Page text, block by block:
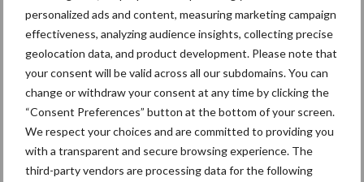
personalized ads and content, measuring marketing campaign
effectiveness, analyzing audience insights, collecting precise
geolocation data, and product development. Please note that
your consent will be valid across all our subdomains. You can
change or withdraw your consent at any time by clicking the
“Consent Preferences” button at the bottom of your screen.
We respect your choices and are committed to providing you
with a transparent and secure browsing experience. The
third-party vendors are processing data for the following
Machines Duurzaamheid
Toon meer